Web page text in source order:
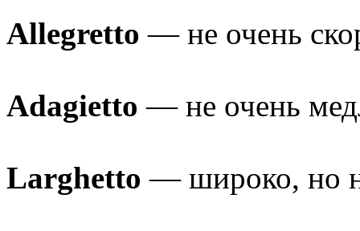
Allegretto— не очень
Adagietto— не очень
Larghetto — широко, но